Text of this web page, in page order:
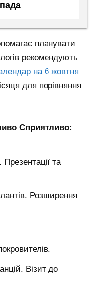
планувати
рекомендують
на 6 жовтня
для порівняння
Сприятливо:
Презентації та
Розширення
Візит до